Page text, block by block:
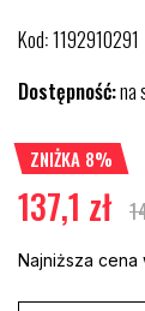
Kod:1192910291
Dostępność:na
ZNIŻKA 8%
137,1 zł
Najniższa cena